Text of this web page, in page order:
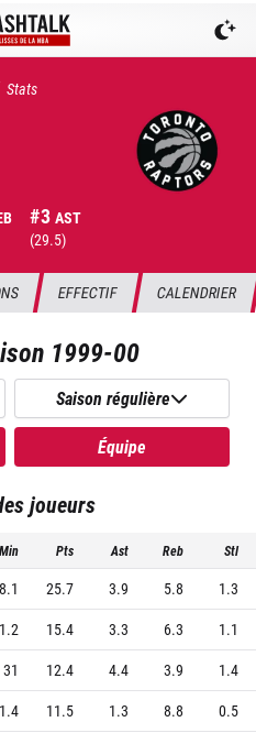
Stats
#3 AST
(29.5)
EFFECTIF CALENDRIER
1999-00
Saison régulière
Équipe
joueurs
Min Pts Ast Reb Stl
25.7 3.9 5.8
1.3
15.4 3.3 6.3
1.1
31 12.4 4.4 3.9
1.4
11.5 1.3 8.8
0.5